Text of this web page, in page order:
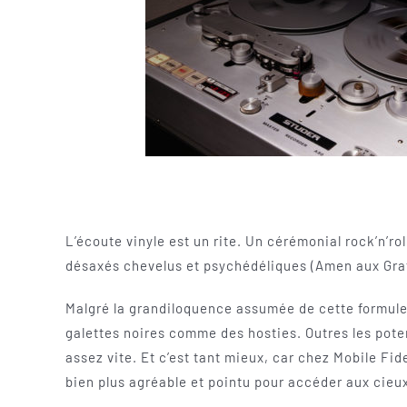
L’écoute vinyle est un rite. Un cérémonial
désaxés chevelus et psychédéliques (Amen aux
Malgré la grandiloquence assumée de cette
galettes noires comme des hosties. Outres les
assez vite. Et c’est tant mieux, car chez Mobile
bien plus agréable et pointu pour accéder aux